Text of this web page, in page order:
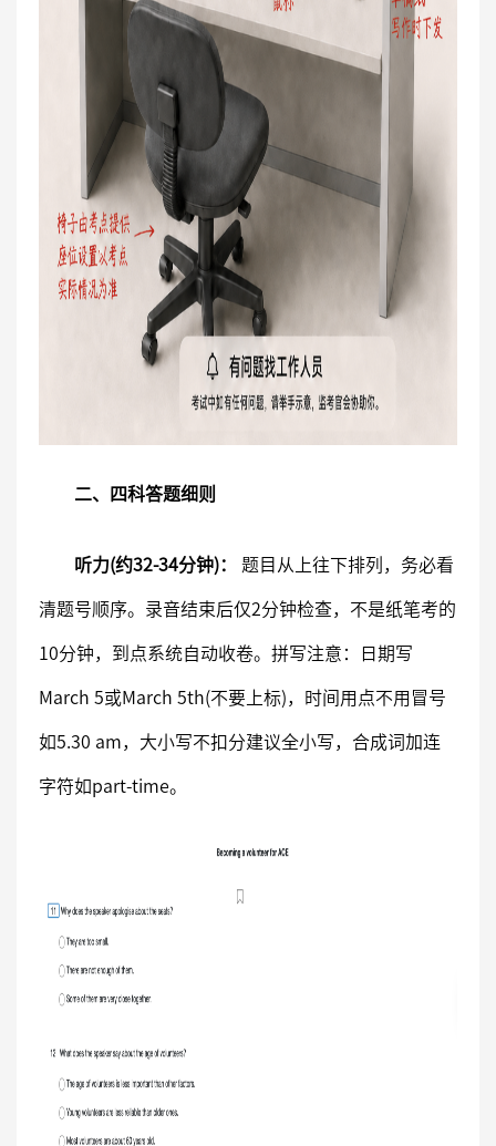
二、四科答题细则
听力(约32-34分钟)： 题目从上往下排列，务必看
清题号顺序。录音结束后仅2分钟检查，不是纸笔考的
10分钟，到点系统自动收卷。拼写注意：日期写
March 5或March 5th(不要上标)，时间用点不用冒号
如5.30 am，大小写不扣分建议全小写，合成词加连
字符如part-time。